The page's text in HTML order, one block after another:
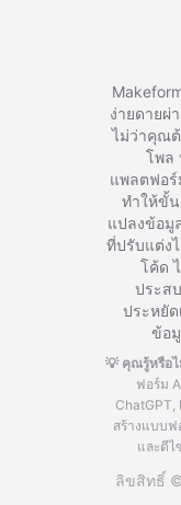
ง่ายดายผ่
ไม่ว่าคุณ
โพล
แพลตฟอร์
ทำให้ขั้น
แปลงข้อมู
ที่ปรับแต่ง
โค้ด
ประส
ประหยั
ข้อ
💡 คุณรู้หรือ
ฟอร์ม
ChatGPT,
สร้างแบบฟ
และดี
ลิขสิทธิ์